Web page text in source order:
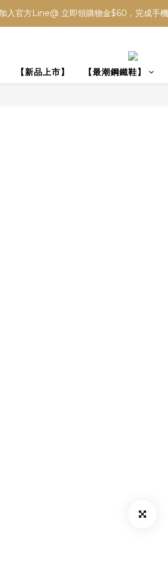
入官方Line@ 立即領購物金$60，完成手
【新品上市】 【最潮鋼鐵鞋】